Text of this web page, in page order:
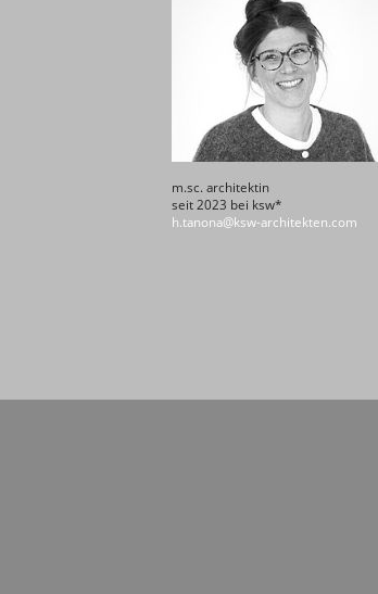
m.sc. architektin
seit 2023 bei ksw*
h.tanona@ksw-architekten.com